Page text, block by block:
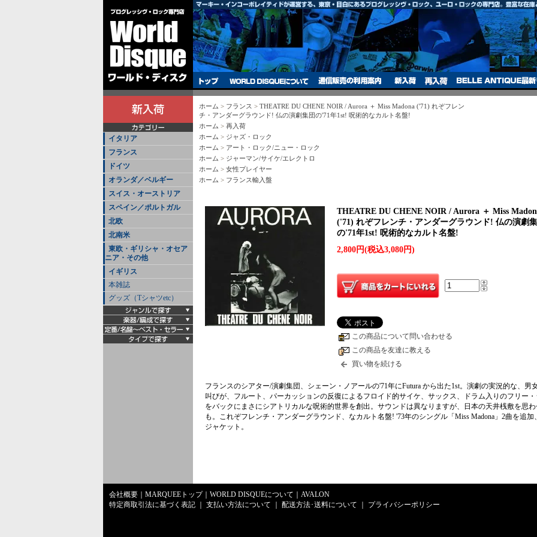
イタリア
フランス
ドイツ
オランダ／ベルギー
スイス・オーストリア
スペイン／ポルトガル
北欧
北南米
東欧・ギリシャ・オセア
ニア・その他
イギリス
本雑誌
グッズ（Tシャツetc）
ホーム > フランス > THEATRE DU CHENE NOIR / Aurora ＋ Miss Madona ('71) れぞフレン
チ・アンダーグラウンド! 仏の演劇集団の'71年1st! 呪術的なカルト名盤!
ホーム > 再入荷
ホーム > ジャズ・ロック
ホーム > アート・ロック/ニュー・ロック
ホーム > ジャーマン/サイケ/エレクトロ
ホーム > 女性プレイヤー
ホーム > フランス輸入盤
THEATRE DU CHENE NOIR / Aurora ＋ Miss
('71) れぞフレンチ・アンダーグラウンド! 仏の演劇
の'71年1st! 呪術的なカルト名盤!
2,800円(税込3,080円)
この商品について問い合わせる
この商品を友達に教える
買い物を続ける
フランスのシアター/演劇集団、シェーン・ノアールの'71年にFutura から出た1st。演劇の実況的な、男
叫びが、フルート、パーカッションの反復によるフロイド的サイケ、サックス、ドラム入りのフリー
をバックにまさにシアトリカルな呪術的世界を創出。サウンドは異なりますが、日本の天井桟敷を思
も。これぞフレンチ・アンダーグラウンド、なカルト名盤! '73年のシングル「Miss Madona」2曲を追加
ジャケット。
会社概要 MARQUEEトップ｜ WORLD DISQUEについて
AVALON
特定商取引法に基づく表記
支払い方法について 配送方法･送料について プライバシーポリシー